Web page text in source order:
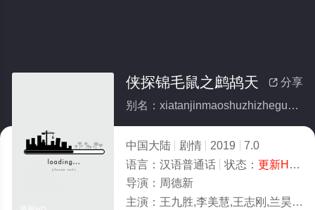
 分享
侠探锦毛鼠之鹧鸪天
别名：xiatanjinmaoshuzhizhegutian
中国大陆 剧情 2019
7.0
语言： 汉语普通话 状态： 更新HD
-
导演： 周德新
主演： 王九胜,李美慧,王志刚,兰昊宇,海波,杨安琪